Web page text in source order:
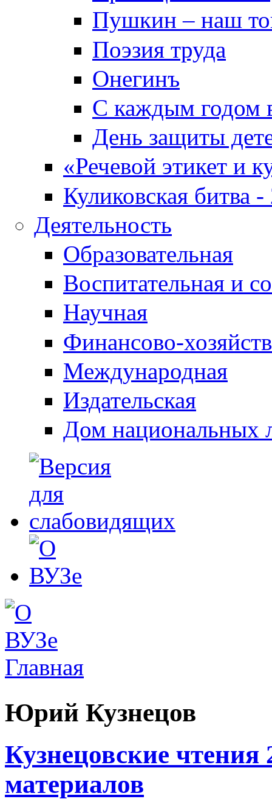
Пушкин – наш
Поэзия труда
Онегинъ
С каждым годом
День защиты
«Речевой этикет и
Куликовская битва
Деятельность
Образовательная
Воспитательная и
Научная
Финансово-
Международная
Издательская
Дом национальных
Вы здесь
Главная
Юрий Кузнецов
Кузнецовские чтения
материалов